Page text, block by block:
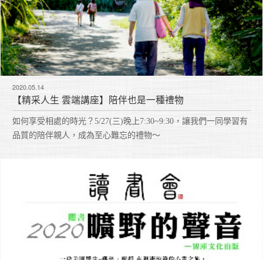
2020.05.14
【精采人生 雲端講座】陪伴也是一種禮物
如何享受相處的時光？5/27(三)晚上7:30~9:30，讓我們一同學習有
品質的陪伴親人，成為至心難忘的禮物～